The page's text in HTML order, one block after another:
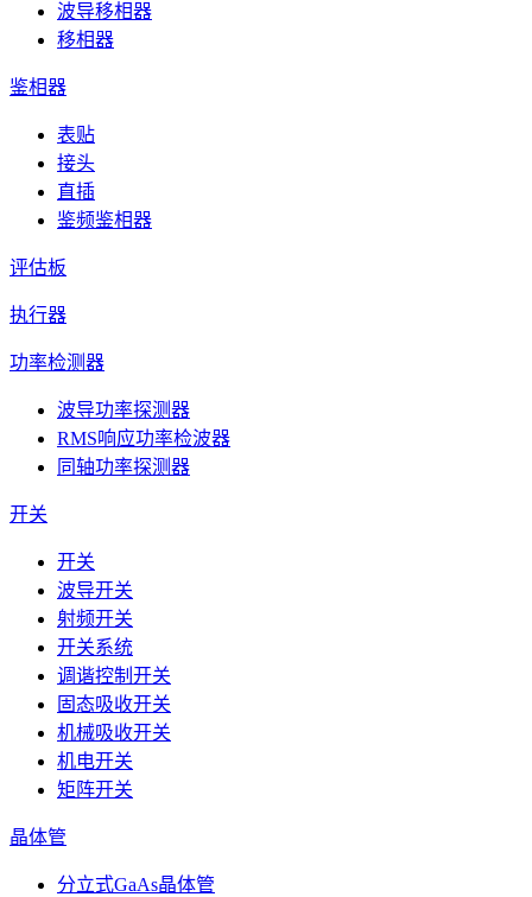
波导移相器
移相器
鉴相器
表贴
接头
直插
鉴频鉴相器
评估板
执行器
功率检测器
波导功率探测器
RMS响应功率检波器
同轴功率探测器
开关
开关
波导开关
射频开关
开关系统
调谐控制开关
固态吸收开关
机械吸收开关
机电开关
矩阵开关
晶体管
分立式GaAs晶体管